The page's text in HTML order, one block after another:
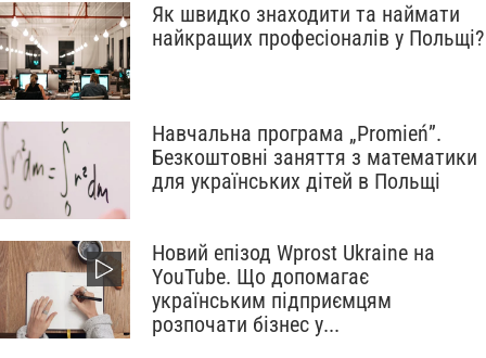
Як швидко знаходити та наймати
найкращих професіоналів у Польщі?
Навчальна програма „Promień”.
Безкоштовні заняття з математики
для українських дітей в Польщі
Новий епізод Wprost Ukraine на
YouTube. Що допомагає
українським підприємцям
розпочати бізнес у...